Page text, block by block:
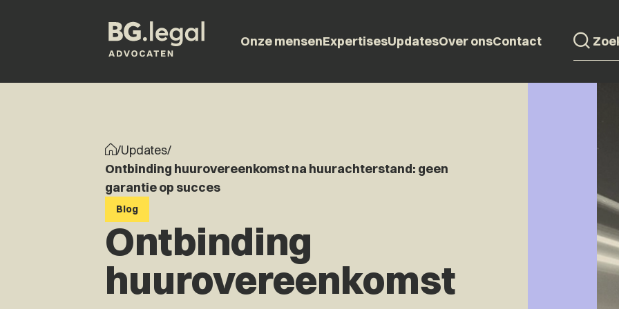
Onze mensenExpertisesUpdatesOver onsContact
/Updates/
Ontbinding huurovereenkomst na huurachterstand: geen
garantie op succes
Blog
Ontbinding
huurovereenkomst